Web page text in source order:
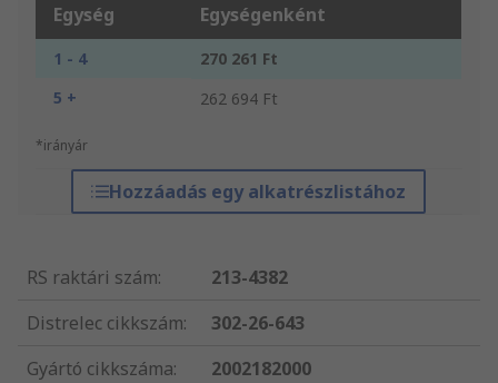
Egység Egységenként
1 - 4
270 261 Ft
5 +
262 694 Ft
*irányár
Hozzáadás egy alkatrészlistához
RS raktári szám:
213-4382
Distrelec cikkszám:
302-26-643
Gyártó cikkszáma:
2002182000